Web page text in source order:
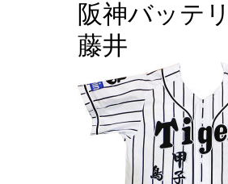
阪神バッテ
藤井